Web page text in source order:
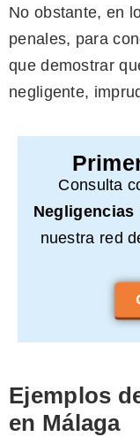
No obstante, en
penales, para
que demostrar
negligente,
Consulta
Negligencias
nuestra red
Ejemplos
en Málaga